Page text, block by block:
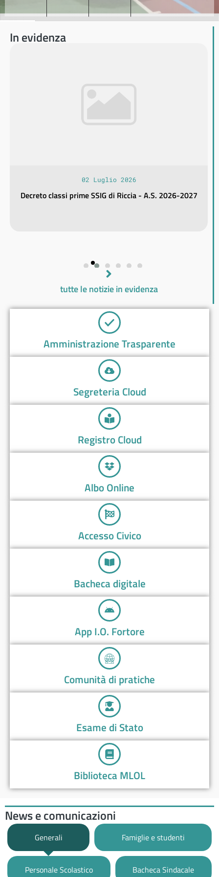
In evidenza
02 Luglio 2026
Decreto classi prime SSIG di Riccia - A.S. 2026-2027
tutte le notizie in evidenza
Amministrazione Trasparente
Segreteria Cloud
Registro Cloud
Albo Online
Accesso Civico
Bacheca digitale
App I.O. Fortore
Comunità di pratiche
Esame di Stato
Biblioteca MLOL
News e comunicazioni
Generali Famiglie e studenti
Personale Scolastico Bacheca Sindacale